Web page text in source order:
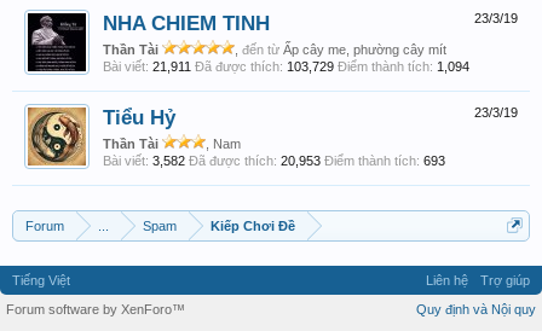
23/3/19
NHA CHIEM TINH
Thần Tài đến từ Ấp cây me, phường cây mít
Bài viết: 21,911 Đã được thích: 103,729 Điểm thành tích: 1,094
23/3/19
Tiểu Hỷ
Thần Tài
, Nam
Bài viết: 3,582 Đã được thích: 20,953 Điểm thành tích: 693
Forum Spam Kiếp Chơi Đề
Tiếng Việt Liên hệ
Trợ giúp
Quy định và Nội quy
Forum software by XenForo™